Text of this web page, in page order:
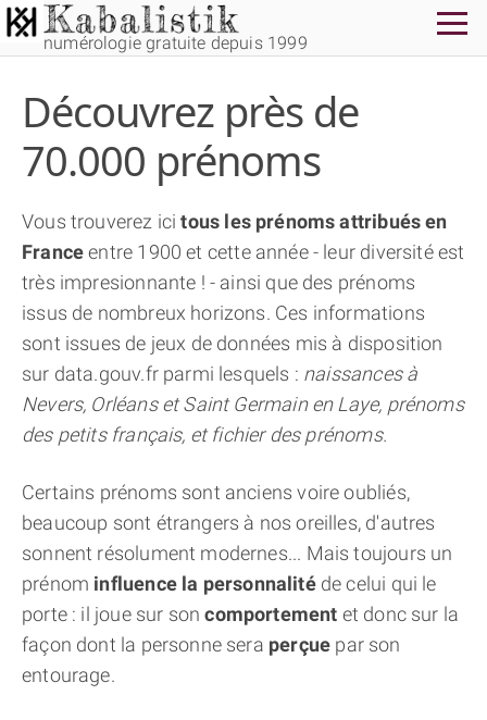
numérologie gratuite depuis 1999
Découvrez près de
70.000 prénoms
Vous trouverez icitous les prénoms attribués en
Franceentre 1900 et cette année - leur diversité est
très impresionnante ! - ainsi que des prénoms
issus de nombreux horizons. Ces informations
sont issues de jeux de données mis à disposition
sur data.gouv.fr parmi lesquels : naissances à
Nevers, Orléans et Saint Germain en Laye, prénoms
des petits français, et fichier des prénoms.
Certains prénoms sont anciens voire oubliés,
beaucoup sont étrangers à nos oreilles, d'autres
sonnent résolument modernes... Mais toujours un
prénom influence la personnalitéde celui qui le
porte : il joue sur soncomportement et donc sur la
façon dont la personne sera perçue par son
entourage.
THÈME GRATUIT
THÈME NUMÉROLOGIQUE APPROFONDI
THÈME TEMPOREL
NUMÉROSCOPE
THÈME « DOUBLE JE »
APPRENDRE LA NUMÉROLOGIE
EXPLORER LA NUMÉROLOGIE